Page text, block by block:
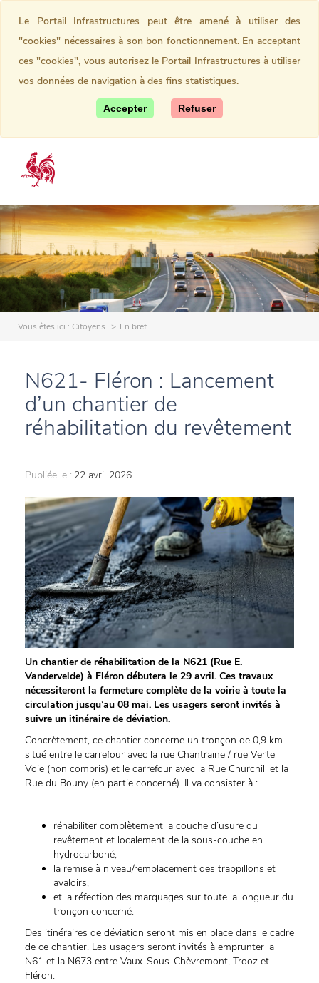
Vous êtes ici : Citoyens En bref
N621- Fléron : Lancement
d’un chantier de
réhabilitation du revêtement
Publiée le : 22 avril 2026
Un chantier de réhabilitation de la N621 (Rue E.
Vandervelde) à Fléron débutera le 29 avril. Ces travaux
nécessiteront la fermeture complète de la voirie à toute la
circulation jusqu’au 08 mai. Les usagers seront invités à
suivre un itinéraire de déviation.
Concrètement, ce chantier concerne un tronçon de 0,9 km
situé entre le carrefour avec la rue Chantraine / rue Verte
Voie (non compris) et le carrefour avec la Rue Churchill et la
Rue du Bouny (en partie concerné). Il va consister à :
réhabiliter complètement la couche d’usure du
revêtement et localement de la sous-couche en
hydrocarboné,
la remise à niveau/remplacement des trappillons et
avaloirs,
et la réfection des marquages sur toute la longueur du
tronçon concerné.
Des itinéraires de déviation seront mis en place dans le cadre
de ce chantier. Les usagers seront invités à emprunter la
N61 et la N673 entre Vaux-Sous-Chèvremont, Trooz et
Fléron.
Le Portail Infrastructures peut être amené à utiliser des
"cookies" nécessaires à son bon fonctionnement. En acceptant
ces "cookies", vous autorisez le Portail Infrastructures à utiliser
vos données de navigation à des fins statistiques.
Accepter Refuser